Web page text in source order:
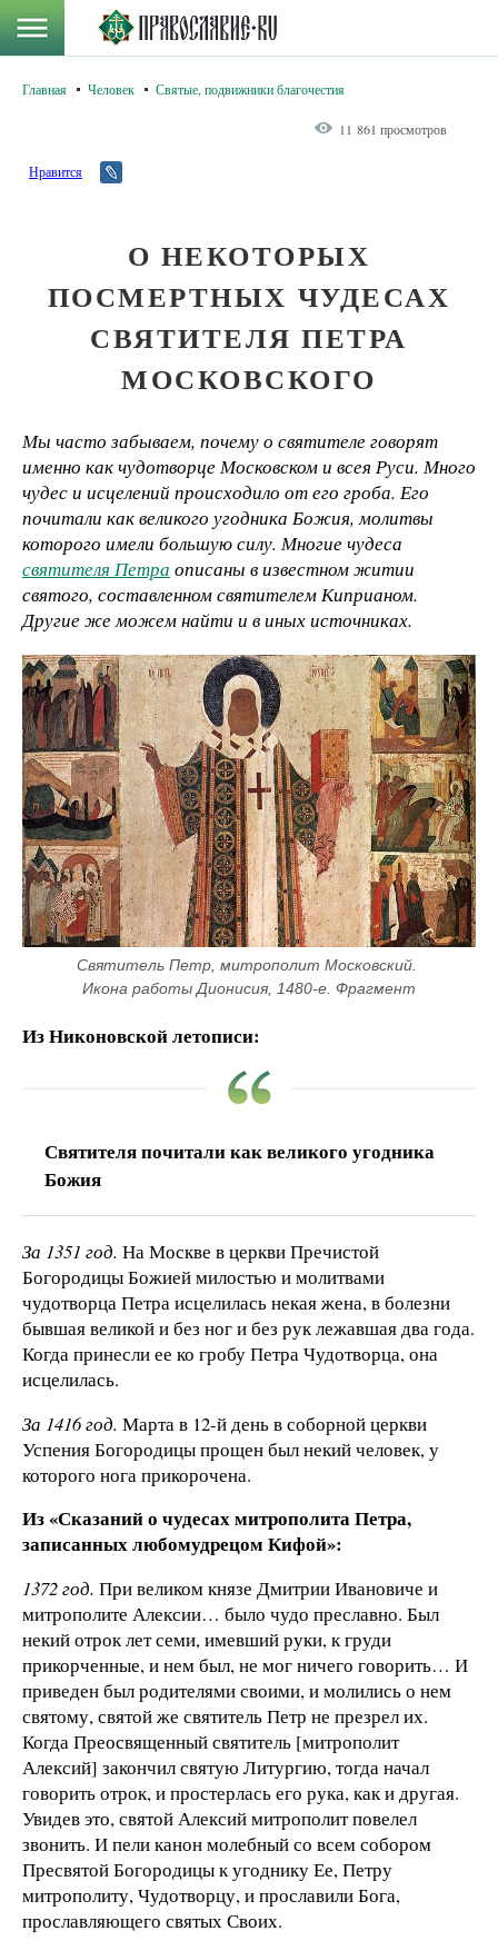
Главная Человек Святые, подвижники благочестия
11 861 просмотров
Нравится
О НЕКОТОРЫХ
ПОСМЕРТНЫХ ЧУДЕСАХ
СВЯТИТЕЛЯ ПЕТРА
МОСКОВСКОГО
Мы часто забываем, почему о святителе говорят
именно как чудотворце Московском и всея Руси. Много
чудес и исцелений происходило от его гроба. Его
почитали как великого угодника Божия, молитвы
которого имели большую силу. Многие чудеса
святителя Петра описаны в известном житии
святого, составленном святителем Киприаном.
Другие же можем найти и в иных источниках.
Святитель Петр, митрополит Московский.
Икона работы Дионисия, 1480-е. Фрагмент
Из Никоновской летописи:
Святителя почитали как великого угодника
Божия
За 1351 год. На Москве в церкви Пречистой
Богородицы Божией милостью и молитвами
чудотворца Петра исцелилась некая жена, в болезни
бывшая великой и без ног и без рук лежавшая два года.
Когда принесли ее ко гробу Петра Чудотворца, она
исцелилась.
За 1416 год. Марта в 12-й день в соборной церкви
Успения Богородицы прощен был некий человек, у
которого нога прикорочена.
Из «Сказаний о чудесах митрополита Петра,
записанных любомудрецом Кифой»:
1372 год. При великом князе Дмитрии Ивановиче и
митрополите Алексии… было чудо преславно. Был
некий отрок лет семи, имевший руки, к груди
прикорченные, и нем был, не мог ничего говорить… И
приведен был родителями своими, и молились о нем
святому, святой же святитель Петр не презрел их.
Когда Преосвященный святитель [митрополит
Алексий] закончил святую Литургию, тогда начал
говорить отрок, и простерлась его рука, как и другая.
Увидев это, святой Алексий митрополит повелел
звонить. И пели канон молебный со всем собором
Пресвятой Богородицы к угоднику Ее, Петру
митрополиту, Чудотворцу, и прославили Бога,
прославляющего святых Своих.